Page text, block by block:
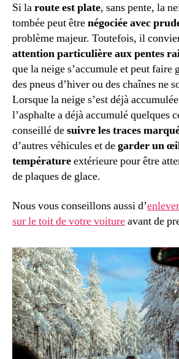
Si laroute est plate, sans pente, la
tombée peut êtrenégociée avec
problème majeur. Toutefois, il
attention particulière aux pentes
que la neige s’accumule et peut faire
des pneus d’hiver ou des chaînes ne
Lorsque la neige s’est déjà
l’asphalte a déjà accumulé quelques
conseillé desuivre les traces
d’autres véhicules et degarder un
températureextérieure pour être
de plaques de glace.
Nous vous conseillons aussi d’
sur le toit de votre voitureavant de